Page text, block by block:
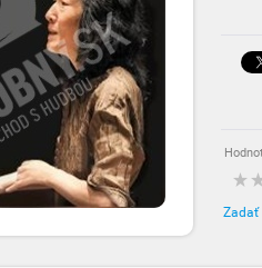
Zadať